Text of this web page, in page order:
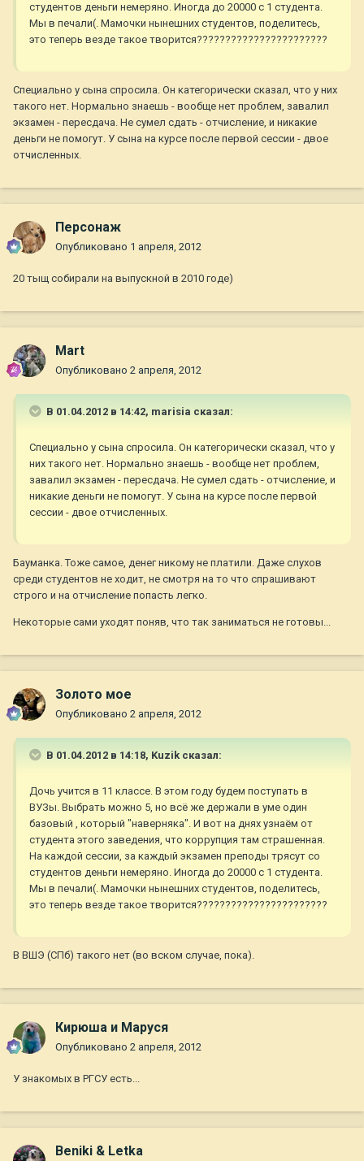
студентов деньги немеряно. Иногда до 20000 с 1 студента.
Мы в печали(. Мамочки нынешних студентов, поделитесь,
это теперь везде такое творится???????????????????????
Специально у сына спросила. Он категорически сказал, что у них
такого нет. Нормально знаешь - вообще нет проблем, завалил
экзамен - пересдача. Не сумел сдать - отчисление, и никакие
деньги не помогут. У сына на курсе после первой сессии - двое
отчисленных.
Персонаж
Опубликовано 1 апреля, 2012
20 тыщ собирали на выпускной в 2010 годе)
Mart
Опубликовано 2 апреля, 2012
В 01.04.2012 в 14:42, marisia сказал:
Специально у сына спросила. Он категорически сказал, что у
них такого нет. Нормально знаешь - вообще нет проблем,
завалил экзамен - пересдача. Не сумел сдать - отчисление, и
никакие деньги не помогут. У сына на курсе после первой
сессии - двое отчисленных.
Бауманка. Тоже самое, денег никому не платили. Даже слухов
среди студентов не ходит, не смотря на то что спрашивают
строго и на отчисление попасть легко.
Некоторые сами уходят поняв, что так заниматься не готовы...
Золото мое
Опубликовано 2 апреля, 2012
В 01.04.2012 в 14:18, Kuzik сказал:
Дочь учится в 11 классе. В этом году будем поступать в
ВУЗы. Выбрать можно 5, но всё же держали в уме один
базовый , который "наверняка". И вот на днях узнаём от
студента этого заведения, что коррупция там страшенная.
На каждой сессии, за каждый экзамен преподы трясут со
студентов деньги немеряно. Иногда до 20000 с 1 студента.
Мы в печали(. Мамочки нынешних студентов, поделитесь,
это теперь везде такое творится???????????????????????
В ВШЭ (СПб) такого нет (во вском случае, пока).
Кирюша и Маруся
Опубликовано 2 апреля, 2012
У знакомых в РГСУ есть...
Beniki & Letka